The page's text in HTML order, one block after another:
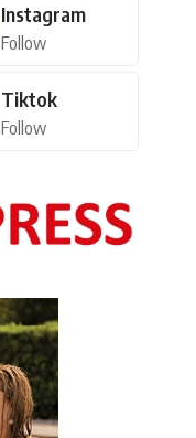
Instagram
Follow
Tiktok
Follow